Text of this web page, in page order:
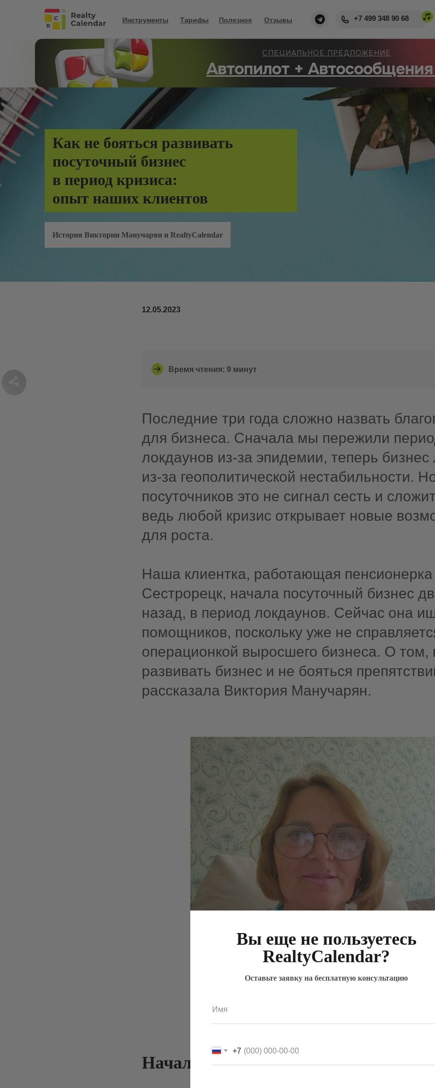
Инструменты Тарифы +7 499 348 90 68
Отзывы
Полезное
Автопилот +
СПЕЦИАЛЬНОЕ ПРЕДЛОЖЕНИЕ
Вы еще не пользуетесь
RealtyCalendar?
Оставьте заявку на бесплатную консультацию
Имя
+7
Как не бояться развивать
посуточный бизнес
в период кризиса:
опыт наших клиентов
История Виктории Манучарян и RealtyCalendar
12.05.2023
Время чтения: 9 минут
Последние три года сложно назвать
для бизнеса. Сначала мы пережили
локдаунов из-за эпидемии, теперь бизнес
из-за геополитической нестабильности.
посуточников это не сигнал сесть и
ведь любой кризис открывает новые
для роста.
Наша клиентка, работающая пенсионерка
Сестрорецк, начала посуточный бизнес
назад, в период локдаунов. Сейчас она
помощников, поскольку уже не
операционкой выросшего бизнеса. О том,
развивать бизнес и не бояться
рассказала Виктория Манучарян.
Начало: от своих квартир к